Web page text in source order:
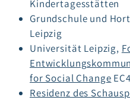
Kindertagesstätten
Grundschule und
Leipzig
Universität Leipzig,
for Social Change
Residenz des